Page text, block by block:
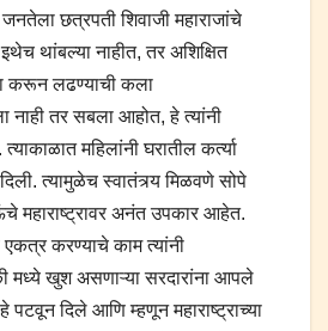
छत्रपती शिवाजी महाराजांचे
थांबल्या नाहीत, तर अशिक्षित
करून लढण्याची कला
तर सबला आहोत, हे त्यांनी
महिलांनी घरातील कर्त्या
त्यामुळेच स्वातंत्र्य मिळवणे सोपे
महाराष्ट्रावर अनंत उपकार आहेत.
करण्याचे काम त्यांनी
मध्ये खुश असणाऱ्या सरदारांना आपले
दिले आणि म्हणून महाराष्ट्राच्या